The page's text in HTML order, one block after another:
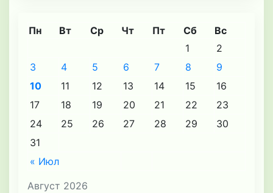
Август 2026
Пн Вт Ср Чт Пт Сб Вс
« Июл
1
2
3
4 5 6 7 8
9
10
11 12 13 14 15
16
17
18 19 20 21 22
23
24
25 26 27 28 29
30
31